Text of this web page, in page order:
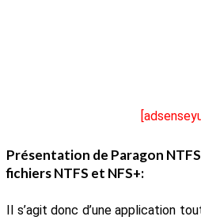
Présentation de Paragon
fichiers NTFS et NFS+:
Il s’agit donc d’une application